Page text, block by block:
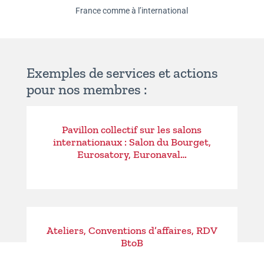
France comme à l’international
Exemples de services et actions
pour nos membres :
Pavillon collectif sur les salons
internationaux : Salon du Bourget,
Eurosatory, Euronaval…
Ateliers, Conventions d’affaires, RDV
BtoB